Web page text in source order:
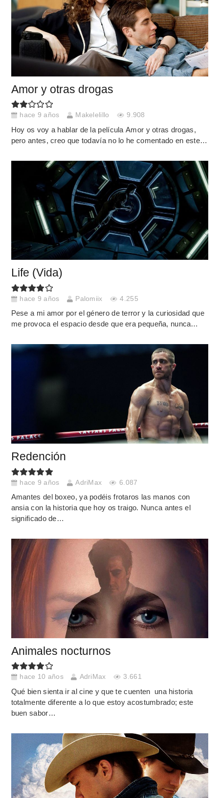
Amor y otras drogas
hace 9 años Makelelillo 9.908
Hoy os voy a hablar de la película Amor y otras drogas,
pero antes, creo que todavía no lo he comentado en este…
Life (Vida)
hace 9 años Palomiix 4.255
Pese a mi amor por el género de terror y la curiosidad que
me provoca el espacio desde que era pequeña, nunca…
Redención
hace 9 años AdriMax 6.087
Amantes del boxeo, ya podéis frotaros las manos con
ansia con la historia que hoy os traigo. Nunca antes el
significado de…
Animales nocturnos
hace 10 años AdriMax 3.661
Qué bien sienta ir al cine y que te cuenten una historia
totalmente diferente a lo que estoy acostumbrado; este
buen sabor…